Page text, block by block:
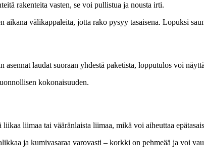
rakenteita vasten, se voi pullistua ja nousta irti.
aikana välikappaleita, jotta rako pysyy tasaisena. Lopuksi
laudat suoraan yhdestä paketista, lopputulos voi
kokonaisuuden.
liimaa tai vääränlaista liimaa, mikä voi aiheuttaa
ja kumivasaraa varovasti – korkki on pehmeää ja voi